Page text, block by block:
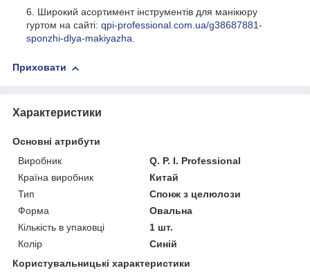
Широкий асортимент інструментів для манікюру
гуртом на сайті: qpi-professional.com.ua/g38687881-
sponzhi-dlya-makiyazha.
Приховати
Характеристики
Основні атрибути
Виробник
Q. P. I. Professional
Країна виробник
Китай
Тип
Спонж з целюлози
Форма
Овальна
Кількість в упаковці
1 шт.
Колір
Синій
Користувальницькі характеристики